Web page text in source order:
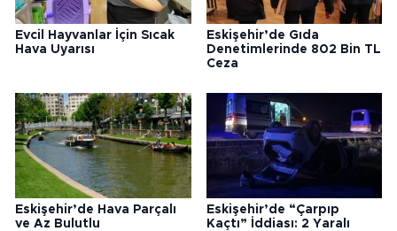
Evcil Hayvanlar İçin Sıcak
Hava Uyarısı
Eskişehir’de Gıda
Denetimlerinde 802 Bin TL
Ceza
Eskişehir’de Hava Parçalı
ve Az Bulutlu
Eskişehir’de “Çarpıp
Kaçtı” İddiası: 2 Yaralı